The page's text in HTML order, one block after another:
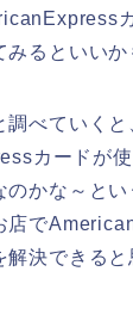
るといいか
調べていく
カードが
かな～とい
店で
決できると